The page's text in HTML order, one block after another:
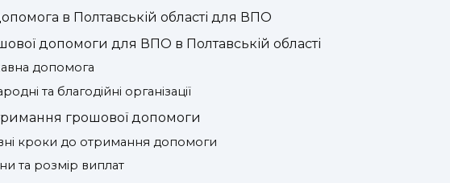
в Полтавській області для ВПО
допомоги для ВПО в Полтавській області
допомога
та благодійні організації
грошової допомоги
кроки до отримання допомоги
та розмір виплат